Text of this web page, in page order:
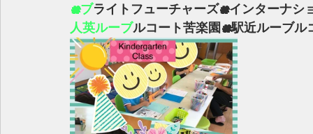
#フライトフューチャーズ#インターナシ
人英ルーフルコート苦楽園#駅近ルーブル